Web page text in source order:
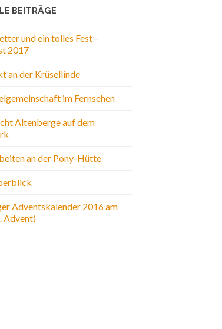
BEITRÄGE
und ein tolles Fest –
2017
an der Krüsellinde
im Fernsehen
Altenberge auf dem
an der Pony-Hütte
Adventskalender 2016 am
Advent)